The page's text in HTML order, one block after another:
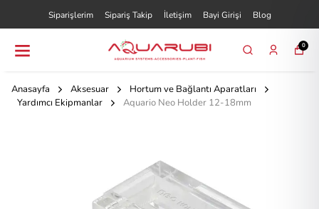
Siparişlerim Sipariş Takip İletişim Bayi Girişi Blog
0
Anasayfa Aksesuar
Hortum ve Bağlantı Aparatları
Yardımcı Ekipmanlar
Aquario Neo Holder 12-18mm